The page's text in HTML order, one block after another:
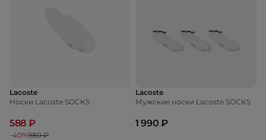
Lacoste
Носки Lacoste SOCKS
588 ₽
-40%980 ₽
Lacoste
Мужские носки Lacoste SOCKS
1 990 ₽